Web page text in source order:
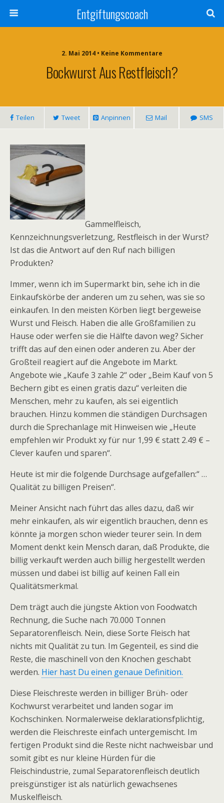
Entgiftungscoach
2. Mai 2014 • Keine Kommentare
Bockwurst Aus Restfleisch?
Teilen Tweet Anpinnen Mail SMS
Gammelfleisch,
Kennzeichnungsverletzung, Restfleisch in der Wurst?
Ist das die Antwort auf den Ruf nach billigen
Produkten?
Immer, wenn ich im Supermarkt bin, sehe ich in die
Einkaufskörbe der anderen um zu sehen, was sie so
einkaufen. In den meisten Körben liegt bergeweise
Wurst und Fleisch. Haben die alle Großfamilien zu
Hause oder werfen sie die Hälfte davon weg? Sicher
trifft das auf den einen oder anderen zu. Aber der
Großteil reagiert auf die Angebote im Markt.
Angebote wie „Kaufe 3 zahle 2“ oder „Beim Kauf von 5
Bechern gibt es einen gratis dazu“ verleiten die
Menschen, mehr zu kaufen, als sei eigentlich
brauchen. Hinzu kommen die ständigen Durchsagen
durch die Sprechanlage mit Hinweisen wie „Heute
empfehlen wir Produkt xy für nur 1,99 € statt 2.49 € –
Clever kaufen und sparen“.
Heute ist mir die folgende Durchsage aufgefallen:“ …
Qualität zu billigen Preisen“.
Meiner Ansicht nach führt das alles dazu, daß wir
mehr einkaufen, als wir eigentlich brauchen, denn es
könnte ja morgen schon wieder teurer sein. In dem
Moment denkt kein Mensch daran, daß Produkte, die
billig verkauft werden auch billig hergestellt werden
müssen und dabei ist billig auf keinen Fall ein
Qualitätsmerkmal.
Dem trägt auch die jüngste Aktion von Foodwatch
Rechnung, die Suche nach 70.000 Tonnen
Separatorenfleisch. Nein, diese Sorte Fleisch hat
nichts mit Qualität zu tun. Im Gegenteil, es sind die
Reste, die maschinell von den Knochen geschabt
werden. Hier hast Du einen genaue Definition.
Diese Fleischreste werden in billiger Brüh- oder
Kochwurst verarbeitet und landen sogar im
Kochschinken. Normalerweise deklarationsfplichtig,
werden die Fleischreste einfach untergemischt. Im
fertigen Produkt sind die Reste nicht nachweisbar und
somit gibt es nur kleine Hürden für die
Fleischindustrie, zumal Separatorenfleisch deutlich
preisgünstiger ist als natürlich gewachsenes
Muskelfleisch.